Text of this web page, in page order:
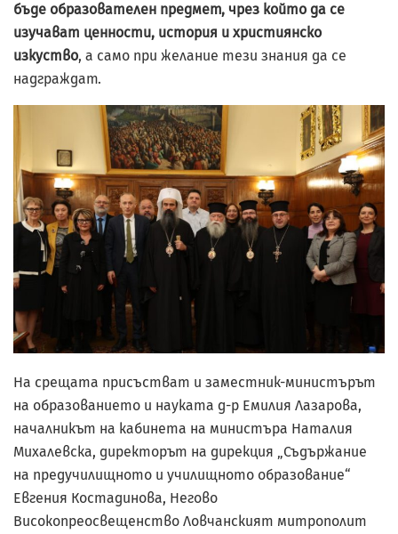
бъде образователен предмет, чрез който да се
изучават ценности, история и християнско
изкуство, а само при желание тези знания да се
надграждат.
На срещата присъстват и заместник-министърът
на образованието и науката д-р Емилия Лазарова,
началникът на кабинета на министъра Наталия
Михалевска, директорът на дирекция „Съдържание
на предучилищното и училищното образование“
Евгения Костадинова, Негово
Високопреосвещенство Ловчанският митрополит